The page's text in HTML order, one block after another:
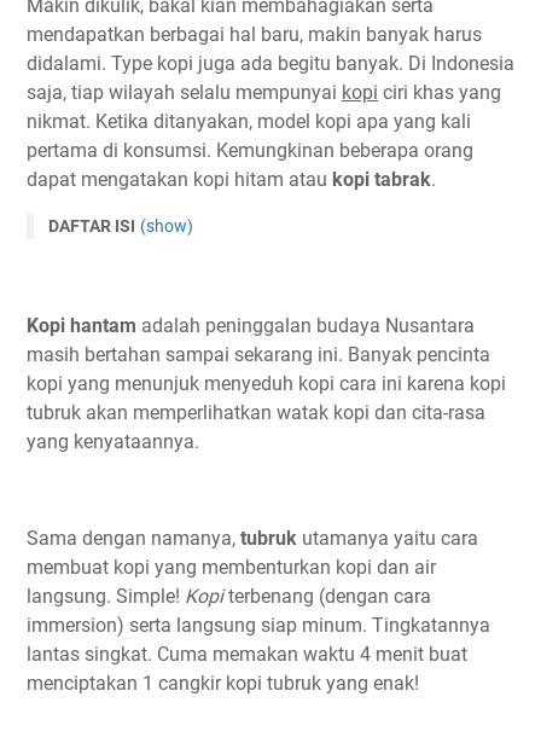
Makin dikulik, bakal kian membahagiakan serta
mendapatkan berbagai hal baru, makin banyak harus
didalami. Type kopi juga ada begitu banyak. Di Indonesia
saja, tiap wilayah selalu mempunyai kopi ciri khas yang
nikmat. Ketika ditanyakan, model kopi apa yang kali
pertama di konsumsi. Kemungkinan beberapa orang
dapat mengatakan kopi hitam atau kopi tabrak.
DAFTAR ISI (show)
Kopi hantam adalah peninggalan budaya Nusantara
masih bertahan sampai sekarang ini. Banyak pencinta
kopi yang menunjuk menyeduh kopi cara ini karena kopi
tubruk akan memperlihatkan watak kopi dan cita-rasa
yang kenyataannya.
Sama dengan namanya, tubruk utamanya yaitu cara
membuat kopi yang membenturkan kopi dan air
langsung. Simple! Kopiterbenang (dengan cara
immersion) serta langsung siap minum. Tingkatannya
lantas singkat. Cuma memakan waktu 4 menit buat
menciptakan 1 cangkir kopi tubruk yang enak!